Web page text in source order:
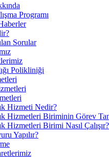
Programı
Sorular
Polikliniği
Hizmeti Nedir?
Hizmetleri Biriminin Görev
Hizmetleri Birimi Nasıl Çalışır?
Yapılır?